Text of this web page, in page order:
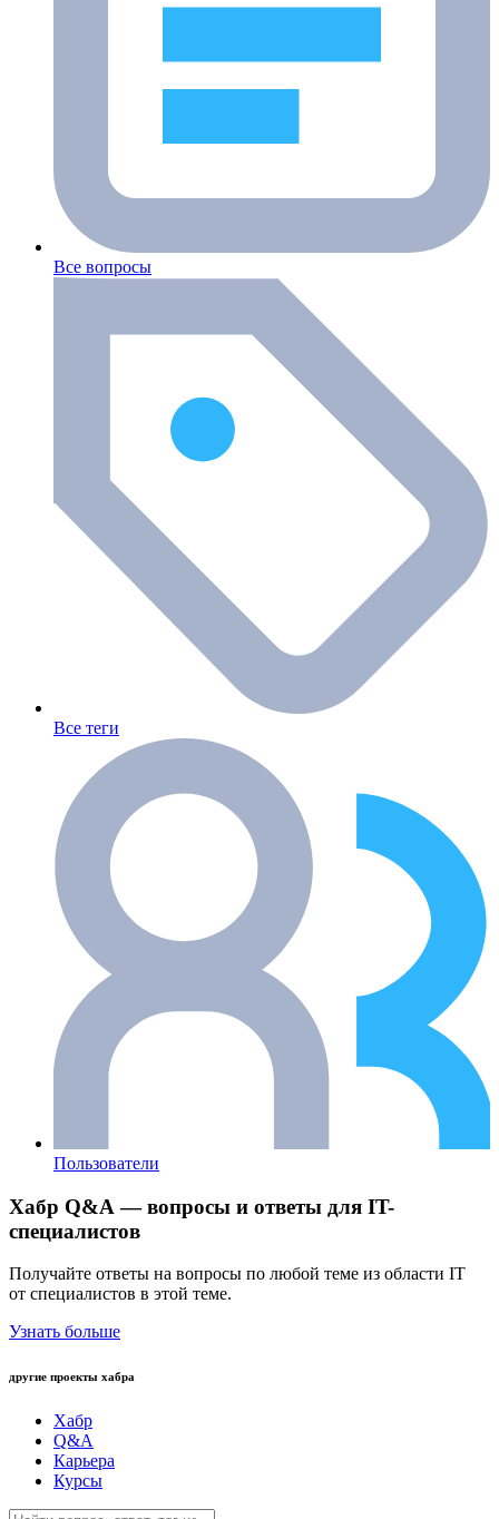
Все вопросы
Все теги
Пользователи
Хабр Q&A — вопросы и ответы для IT-
специалистов
Получайте ответы на вопросы по любой теме из области IT
от специалистов в этой теме.
Узнать больше
другие проекты хабра
Хабр
Q&A
Карьера
Курсы